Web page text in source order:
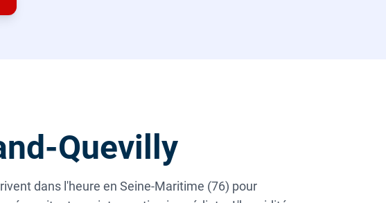
Quevilly
dans l'heure en Seine-Maritime (76) pour